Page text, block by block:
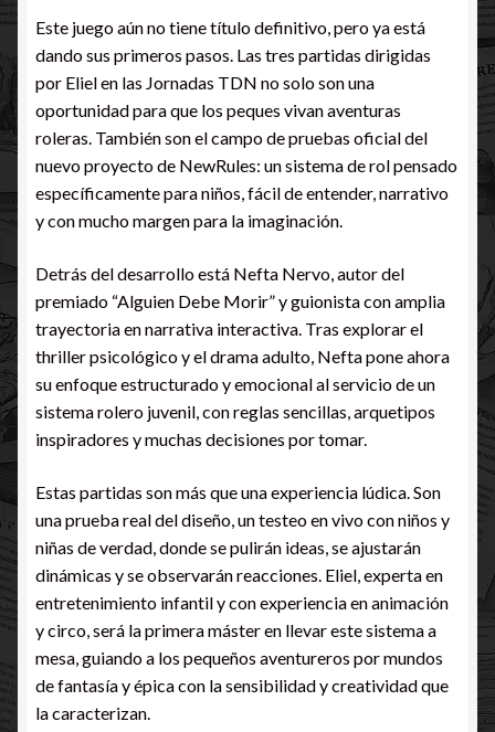
Este juego aún no tiene título definitivo, pero ya está
dando sus primeros pasos. Las tres partidas dirigidas
por Eliel en las Jornadas TDN no solo son una
oportunidad para que los peques vivan aventuras
roleras. También son el campo de pruebas oficial del
nuevo proyecto de NewRules: un sistema de rol pensado
específicamente para niños, fácil de entender, narrativo
y con mucho margen para la imaginación.
Detrás del desarrollo está Nefta Nervo, autor del
premiado “Alguien Debe Morir” y guionista con amplia
trayectoria en narrativa interactiva. Tras explorar el
thriller psicológico y el drama adulto, Nefta pone ahora
su enfoque estructurado y emocional al servicio de un
sistema rolero juvenil, con reglas sencillas, arquetipos
inspiradores y muchas decisiones por tomar.
Estas partidas son más que una experiencia lúdica. Son
una prueba real del diseño, un testeo en vivo con niños y
niñas de verdad, donde se pulirán ideas, se ajustarán
dinámicas y se observarán reacciones. Eliel, experta en
entretenimiento infantil y con experiencia en animación
y circo, será la primera máster en llevar este sistema a
mesa, guiando a los pequeños aventureros por mundos
de fantasía y épica con la sensibilidad y creatividad que
la caracterizan.